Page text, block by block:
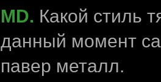
MD. Какой стиль
данный момент
павер металл.